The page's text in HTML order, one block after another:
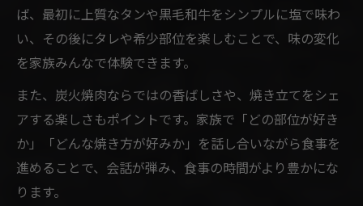
ば、最初に上質なタンや黒毛和牛をシンプルに塩で味わ
い、その後にタレや希少部位を楽しむことで、味の変化
を家族みんなで体験できます。
また、炭火焼肉ならではの香ばしさや、焼き立てをシェ
アする楽しさもポイントです。家族で「どの部位が好き
か」「どんな焼き方が好みか」を話し合いながら食事を
進めることで、会話が弾み、食事の時間がより豊かにな
ります。